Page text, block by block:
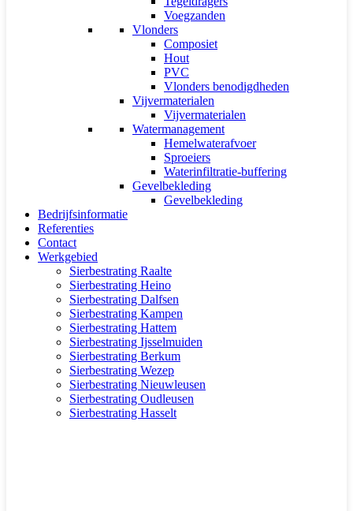
Voegzanden
Vlonders
Composiet
Hout
PVC
Vlonders benodigdheden
Vijvermaterialen
Vijvermaterialen
Watermanagement
Hemelwaterafvoer
Sproeiers
Waterinfiltratie-buffering
Gevelbekleding
Gevelbekleding
Bedrijfsinformatie
Referenties
Contact
Werkgebied
Sierbestrating Raalte
Sierbestrating Heino
Sierbestrating Dalfsen
Sierbestrating Kampen
Sierbestrating Hattem
Sierbestrating Ijsselmuiden
Sierbestrating Berkum
Sierbestrating Wezep
Sierbestrating Nieuwleusen
Sierbestrating Oudleusen
Sierbestrating Hasselt